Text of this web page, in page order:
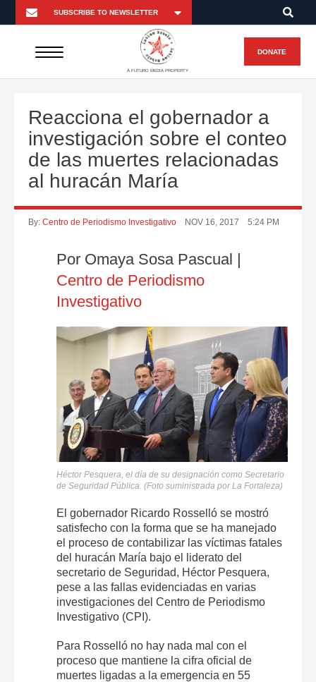
A FUTURO MEDIA PROPERTY
DONATE
Reacciona el gobernador a
investigación sobre el conteo
de las muertes relacionadas
al huracán María
By: Centro de Periodismo Investigativo NOV 16, 2017 5:24 PM
Por Omaya Sosa Pascual |
Centro de Periodismo
Investigativo
Héctor Pesquera, el día de su designación como Secretario
de Seguridad Pública. (Foto suministrada por La Fortaleza)
El gobernador Ricardo Rosselló se mostró
satisfecho con la forma que se ha manejado
el proceso de contabilizar las víctimas fatales
del huracán María bajo el liderato del
secretario de Seguridad, Héctor Pesquera,
pese a las fallas evidenciadas en varias
investigaciones del Centro de Periodismo
Investigativo (CPI).
Para Rosselló no hay nada mal con el
proceso que mantiene la cifra oficial de
muertes ligadas a la emergencia en 55